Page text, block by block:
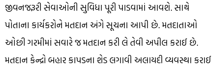
જીવનજરૂરી સેવાઓની સુવિધા પૂરી પાડવામાં આવશે. સાથે
પોતાના કાર્યકરોને મતદાન અંગે સૂચના આપી છે. મતદાતાઓ
ઓછી ગરમીમાં સવારે જ મતદાન કરી લે તેવી અપીલ કરાઈ છે.
મતદાન કેન્દ્રો બહાર કાપડના શેડ લગાવી અલાયદી વ્યવસ્થા કરાઈ